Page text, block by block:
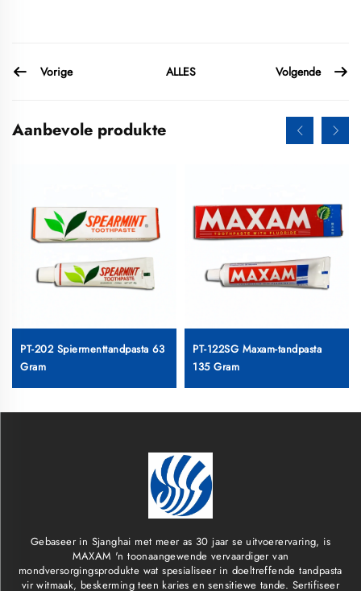
Vorige ALLES Volgende
Aanbevole produkte
PT-202 Spiermenttandpasta 63
Gram
PT-122SG Maxam-tandpasta
135 Gram
Gebaseer in Sjanghai met meer as 30 jaar se uitvoerervaring, is
MAXAM 'n toonaangewende vervaardiger van
mondversorgingsprodukte wat spesialiseer in doeltreffende tandpasta
vir witmaak, beskerming teen karies en sensitiewe tande. Sertifiseer